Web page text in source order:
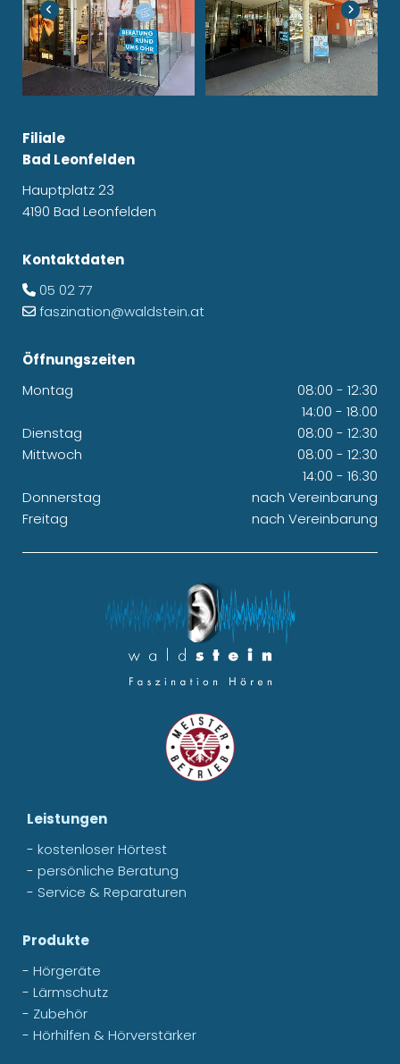
Filiale
Bad Leonfelden
Hauptplatz 23
4190 Bad Leonfelden
Kontaktdaten
 05 02 77
 faszination@waldstein.at
Öffnungszeiten
Montag
08:00 - 12:30
14:00 - 18:00
Dienstag
08:00 - 12:30
Mittwoch
08:00 - 12:30
14:00 - 16:30
Donnerstag
nach Vereinbarung
Freitag
nach Vereinbarung
Leistungen
- kostenloser Hörtest
- persönliche Beratung
- Service & Reparaturen
Produkte
- Hörgeräte
- Lärmschutz
- Zubehör
- Hörhilfen & Hörverstärker